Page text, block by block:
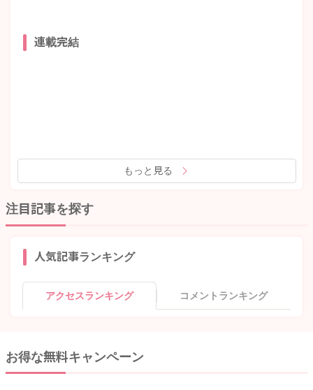
連載完結
もっと見る
注目記事を探す
人気記事ランキング
アクセスランキング コメントランキング
お得な無料キャンペーン